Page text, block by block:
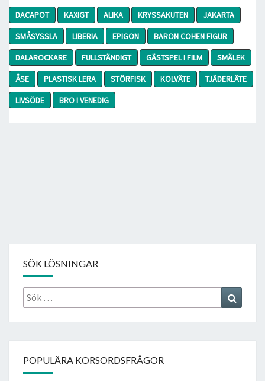
DACAPOT KAXIGT ALIKA KRYSSAKUTEN
JAKARTA
SMÅSYSSLA
LIBERIA EPIGON
BARON COHEN FIGUR
DALAROCKARE
FULLSTÄNDIGT GÄSTSPEL I FILM
SMÄLEK
ÅSE
PLASTISK LERA STÖRFISK KOLVÄTE
TJÄDERLÄTE
LIVSÖDE
BRO I VENEDIG
SÖK LÖSNINGAR
Sök
efter:
POPULÄRA KORSORDSFRÅGOR